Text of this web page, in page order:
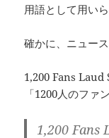
用語として用い
確かに、ニュー
1,200 Fans
「1200人のファ
1,200 Fans